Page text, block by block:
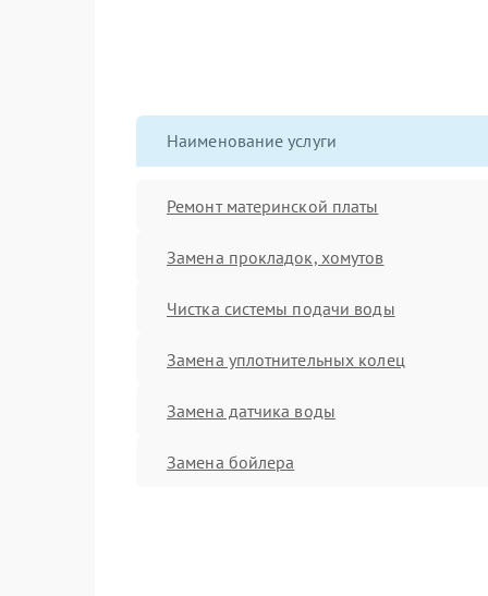
Наименование услуги
Ремонт материнской платы
Замена прокладок, хомутов
Чистка системы подачи воды
Замена уплотнительных колец
Замена датчика воды
Замена бойлера